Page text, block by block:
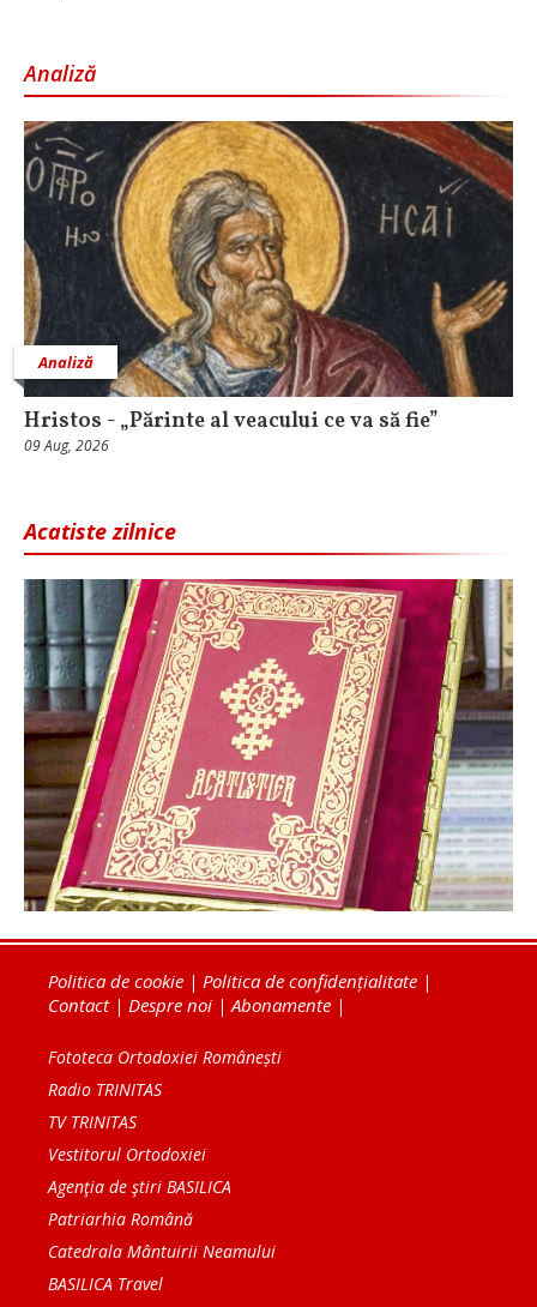
Analiză
Analiză
Hristos - „Părinte al veacului ce va să fie”
09 Aug, 2026
Acatiste zilnice
Politica de cookie | Politica de confidențialitate |
Contact| Despre noi | Abonamente |
Fototeca Ortodoxiei Românești
Radio TRINITAS
TV TRINITAS
Vestitorul Ortodoxiei
Agenţia de ştiri BASILICA
Patriarhia Română
Catedrala Mântuirii Neamului
BASILICA Travel